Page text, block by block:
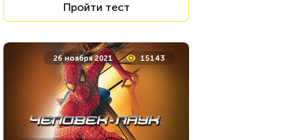
Пройти тест
26 ноября 2021 15143